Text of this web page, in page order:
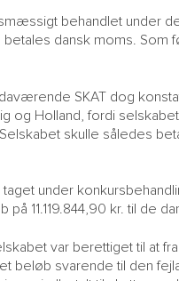
behandlet under
betales dansk moms.
SKAT dog
og Holland, fordi
skulle således
under
11.119.844,90 kr. til de
var berettiget til at
beløb svarende til den